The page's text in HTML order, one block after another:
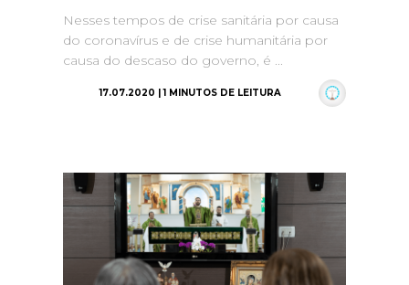
Nesses tempos de crise sanitária por causa
do coronavírus e de crise humanitária por
causa do descaso do governo, é ...
17.07.2020 | 1 MINUTOS DE LEITURA